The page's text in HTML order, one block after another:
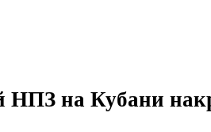
НПЗ на Кубани